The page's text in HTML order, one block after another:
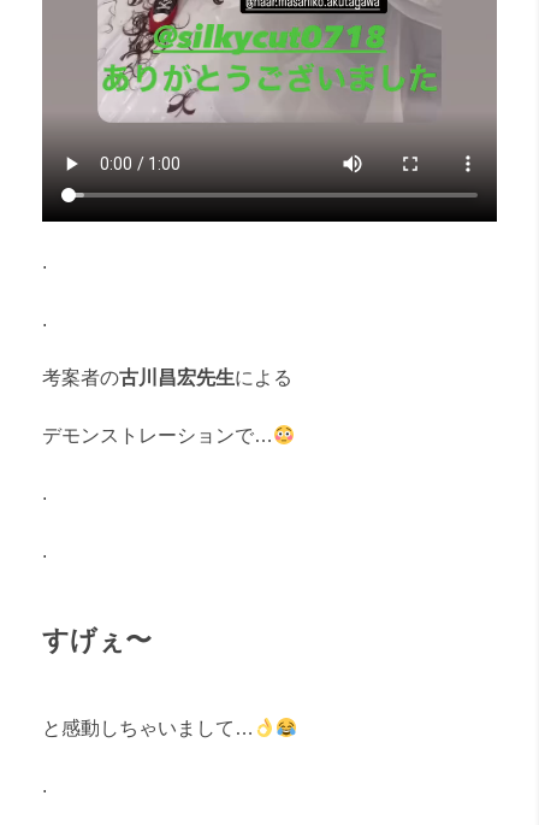
.
.
考案者の古川昌宏先生による
デモンストレーションで…
.
.
すげぇ〜
と感動しちゃいまして…
.